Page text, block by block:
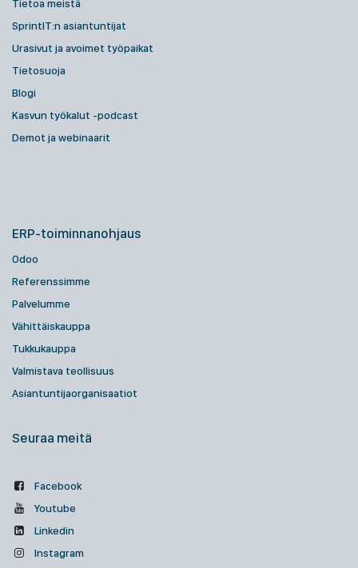
Tietoa meistä
SprintIT:n asiantuntijat
Urasivut ja avoimet työpaikat
Tietosuoja
Blogi
Kasvun työkalut -podcast
Demot ja webinaarit
ERP-toiminnanohjaus
Odoo
Referenssimme
Palvelumme
Vähittäiskauppa
Tukkukauppa
Valmistava teollisuus
Asiantuntijaorganisaatiot
Seuraa meitä
Facebook
Youtube
Linkedin
Instagram